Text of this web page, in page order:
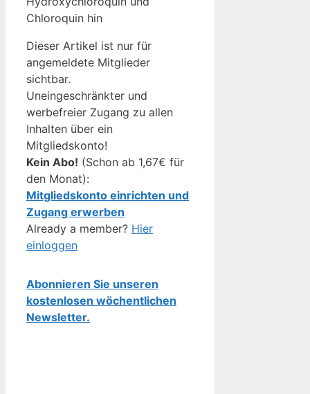
Chloroquin hin
Dieser Artikel ist nur für
angemeldete Mitglieder
sichtbar.
Uneingeschränkter und
werbefreier Zugang zu allen
Inhalten über ein
Mitgliedskonto!
Kein Abo! (Schon ab 1,67€ für
den Monat):
Mitgliedskonto einrichten und
Zugang erwerben
Already a member? Hier
einloggen
Abonnieren Sie unseren
kostenlosen wöchentlichen
Newsletter.